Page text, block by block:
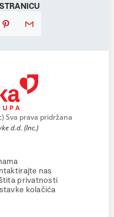
Sva prava pridržana
d.d. (Inc.)
nas
privatnosti
kolačića